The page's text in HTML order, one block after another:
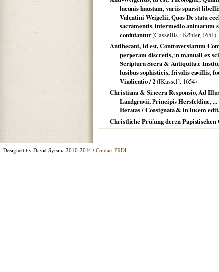
lacunis haustam, variis sparsit
Valentini Weigelii, Quos De statu
sacramentis, intermedio animarum
confutantur(Cassellis : Köhler, 1651)
Antibecani, Id est, Controversiarum
perperam discretis, in manuali ex
Scriptura Sacra & Antiquitate
lusibus sophisticis, frivolis cavillis,
Vindicatio / 2([Kassel], 1654)
Christiana & Sincera Responsio, Ad
Landgravii, Principis Hersfeldiae, ...
Iteratas / Consignata & in lucem
Christliche Prüfung deren Papistischen
Designed by David Sytsma 2010-2014 / Contact PRDL